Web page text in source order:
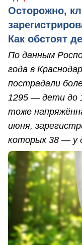
Осторожно,
Как обстоят
По данным
года в
пострадали
1295 — дети до
тоже
июня,
которых 38 — у